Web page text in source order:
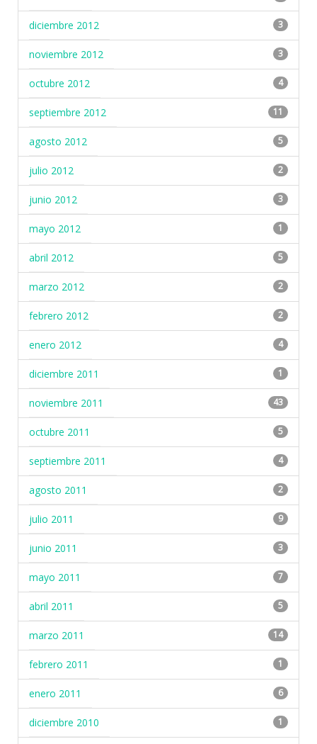
diciembre 2012 3
noviembre 2012 3
octubre 2012 4
septiembre 2012 11
agosto 2012 5
julio 2012 2
junio 2012 3
mayo 2012 1
abril 2012 5
marzo 2012 2
febrero 2012 2
enero 2012 4
diciembre 2011 1
noviembre 2011 43
octubre 2011 5
septiembre 2011 4
agosto 2011 2
julio 2011 9
junio 2011 3
mayo 2011 7
abril 2011 5
marzo 2011 14
febrero 2011 1
enero 2011 6
diciembre 2010 1